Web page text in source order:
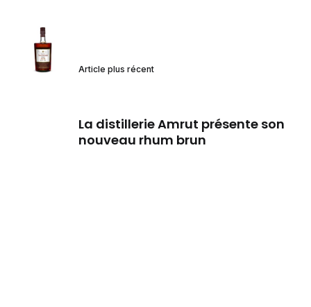
Article plus récent
La distillerie Amrut présente son
nouveau rhum brun